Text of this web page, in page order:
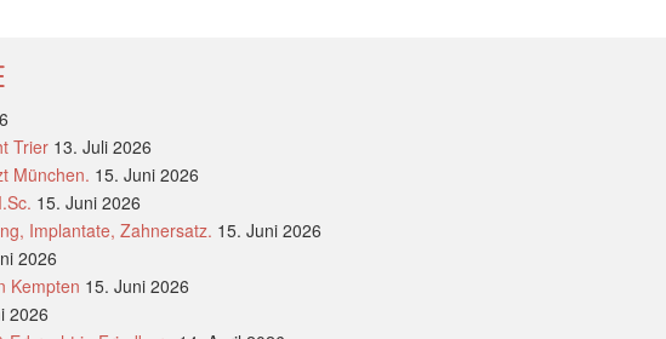
Trier 13. Juli 2026
München. 15. Juni 2026
15. Juni 2026
Implantate, Zahnersatz. 15. Juni 2026
2026
Kempten 15. Juni 2026
2026